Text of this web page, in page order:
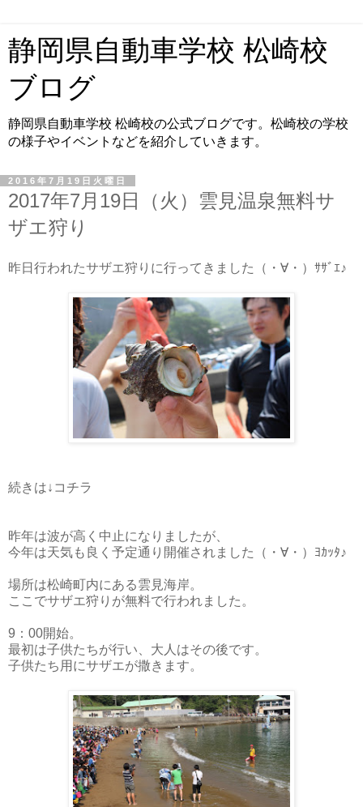
静岡県自動車学校 松崎校
ブログ
静岡県自動車学校 松崎校の公式ブログです。松崎校の学校
の様子やイベントなどを紹介していきます。
2016年7月19日火曜日
2017年7月19日（火）雲見温泉無料サ
ザエ狩り
昨日行われたサザエ狩りに行ってきました（・∀・）ｻｻﾞｴ♪
続きは↓コチラ
昨年は波が高く中止になりましたが、
今年は天気も良く予定通り開催されました（・∀・）ﾖｶｯﾀ♪
場所は松崎町内にある雲見海岸。
ここでサザエ狩りが無料で行われました。
9：00開始。
最初は子供たちが行い、大人はその後です。
子供たち用にサザエが撒きます。